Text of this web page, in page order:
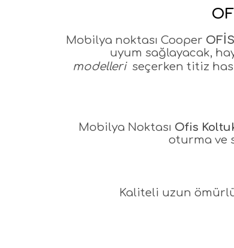
Mobilya noktası Cooper
uyum sağlayacak,
modelleri seçerken titiz
Mobilya Noktası Ofis
oturma ve
Kaliteli uzun